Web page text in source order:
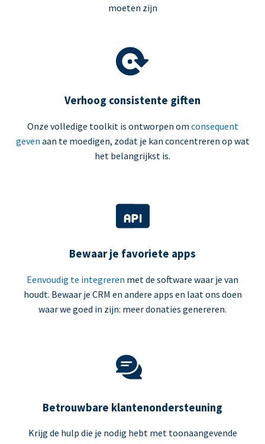
moeten zijn
Verhoog consistente giften
Onze volledige toolkit is ontworpen om consequent
geven aan te moedigen, zodat je kan concentreren op wat
het belangrijkst is.
Bewaar je favoriete apps
Eenvoudig te integreren met de software waar je van
houdt. Bewaar je CRM en andere apps en laat ons doen
waar we goed in zijn: meer donaties genereren.
Betrouwbare klantenondersteuning
Krijg de hulp die je nodig hebt met toonaangevende